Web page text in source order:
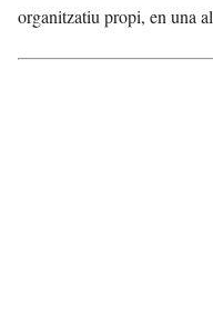
organitzatiu propi, en una